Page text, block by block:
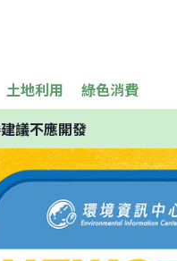
土地利用 綠色消費
議不應開發